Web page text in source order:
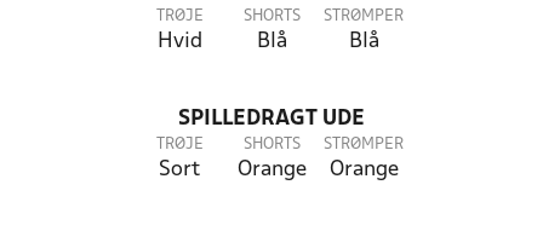
TRØJE
Hvid
SHORTS
Blå
STRØMPER
Blå
SPILLEDRAGT UDE
TRØJE
Sort
SHORTS
Orange
STRØMPER
Orange